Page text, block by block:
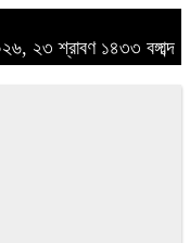
২৩ শ্রাবণ ১৪৩৩ বঙ্গাব্দ